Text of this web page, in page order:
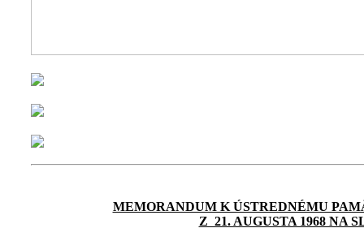
MEMORANDUM K ÚSTREDNÉMU
Z 21. AUGUSTA 1968 NA